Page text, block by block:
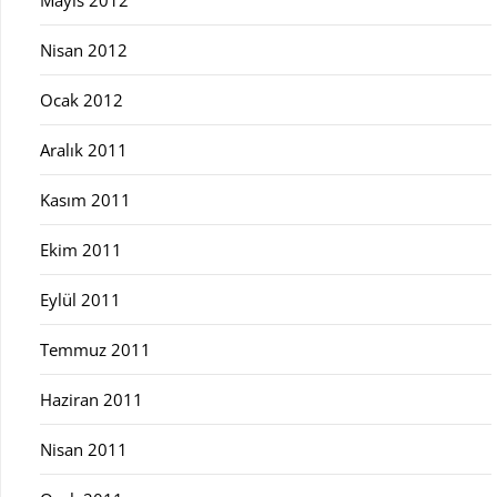
Nisan 2012
Ocak 2012
Aralık 2011
Kasım 2011
Ekim 2011
Eylül 2011
Temmuz 2011
Haziran 2011
Nisan 2011